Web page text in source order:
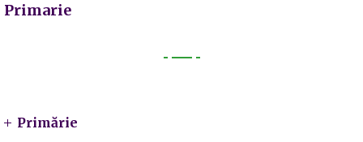
Primarie
Primărie